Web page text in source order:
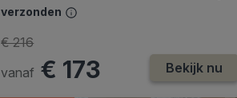
verzonden
vanaf € 173
€ 216
Bekijk nu